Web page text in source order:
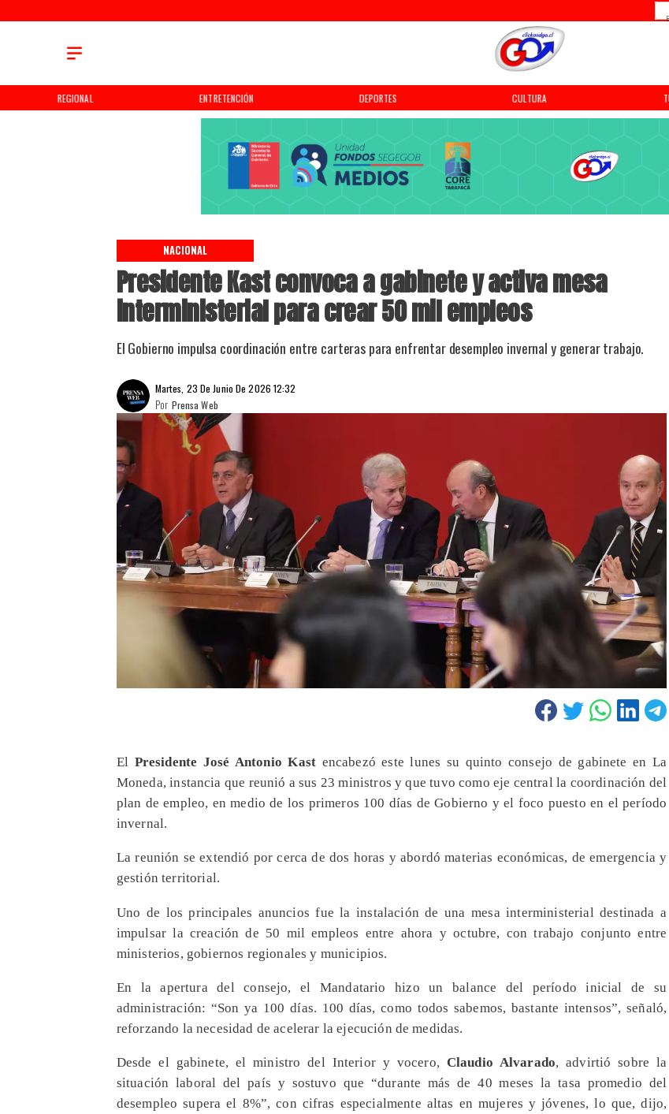
REGIONAL ENTRETENCIÓN DEPORTES CULTURA
Presidente Kast convoca a gabinete y activa mesa
interministerial para crear 50 mil empleos
El Gobierno impulsa coordinación entre carteras para enfrentar desempleo invernal y generar trabajo.
NACIONAL
Martes, 23 De Junio De 2026 12:32
Prensa Web
Por
El Presidente José Antonio Kast encabezó este lunes su quinto consejo de gabinete en La
Moneda, instancia que reunió a sus 23 ministros y que tuvo como eje central la coordinación del
plan de empleo, en medio de los primeros 100 días de Gobierno y el foco puesto en el período
invernal.
La reunión se extendió por cerca de dos horas y abordó materias económicas, de emergencia y
gestión territorial.
Uno de los principales anuncios fue la instalación de una mesa interministerial destinada a
impulsar la creación de 50 mil empleos entre ahora y octubre, con trabajo conjunto entre
ministerios, gobiernos regionales y municipios.
En la apertura del consejo, el Mandatario hizo un balance del período inicial de su
administración: “Son ya 100 días. 100 días, como todos sabemos, bastante intensos”, señaló,
reforzando la necesidad de acelerar la ejecución de medidas.
Desde el gabinete, el ministro del Interior y vocero, Claudio Alvarado, advirtió sobre la
situación laboral del país y sostuvo que “durante más de 40 meses la tasa promedio del
desempleo supera el 8%”, con cifras especialmente altas en mujeres y jóvenes, lo que, dijo,